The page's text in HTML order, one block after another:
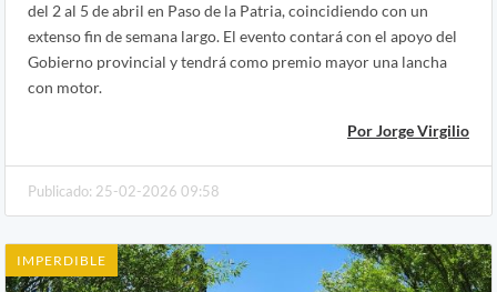
del 2 al 5 de abril en Paso de la Patria, coincidiendo con un
extenso fin de semana largo. El evento contará con el apoyo del
Gobierno provincial y tendrá como premio mayor una lancha
con motor.
Por Jorge Virgilio
Publicado: 25-02-2026 09:58
IMPERDIBLE